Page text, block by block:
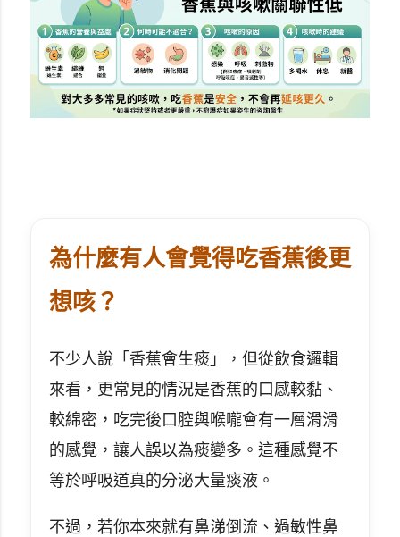
為什麼有人會覺得吃香蕉後更
想咳？
不少人說「香蕉會生痰」，但從飲食邏輯
來看，更常見的情況是香蕉的口感較黏、
較綿密，吃完後口腔與喉嚨會有一層滑滑
的感覺，讓人誤以為痰變多。這種感覺不
等於呼吸道真的分泌大量痰液。
不過，若你本來就有鼻涕倒流、過敏性鼻